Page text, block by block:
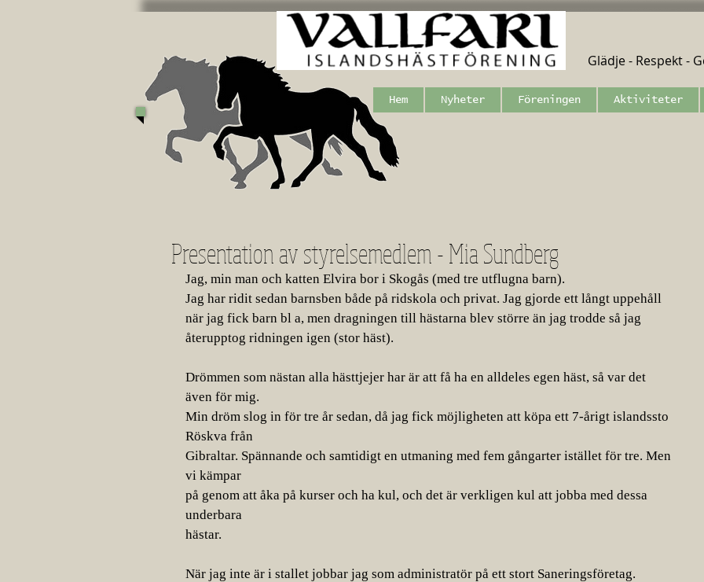
Hem Nyheter Föreningen Aktiviteter
Glädje - Respekt -
Presentation av styrelsemedlem - Mia Sundberg
Jag, min man och katten Elvira bor i Skogås (med tre utflugna barn).
Jag har ridit sedan barnsben både på ridskola och privat. Jag gjorde ett långt uppehåll
när jag fick barn bl a, men dragningen till hästarna blev större än jag trodde så jag
återupptog ridningen igen (stor häst).
Drömmen som nästan alla hästtjejer har är att få ha en alldeles egen häst, så var det
även för mig.
Min dröm slog in för tre år sedan, då jag fick möjligheten att köpa ett 7-årigt islandssto
Röskva från
Gibraltar. Spännande och samtidigt en utmaning med fem gångarter istället för tre. Men
vi kämpar
på genom att åka på kurser och ha kul, och det är verkligen kul att jobba med dessa
underbara
hästar.
När jag inte är i stallet jobbar jag som administratör på ett stort Saneringsföretag.